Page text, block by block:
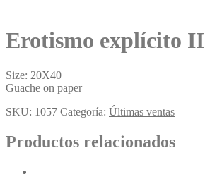
Erotismo explícito II
Size: 20X40
Guache on paper
SKU: 1057 Categoría: Últimas ventas
Productos relacionados